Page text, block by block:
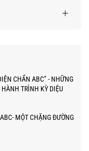
CHẨN ABC” - NHỮNG
TRÌNH KỲ DIỆU
MỘT CHẶNG ĐƯỜNG